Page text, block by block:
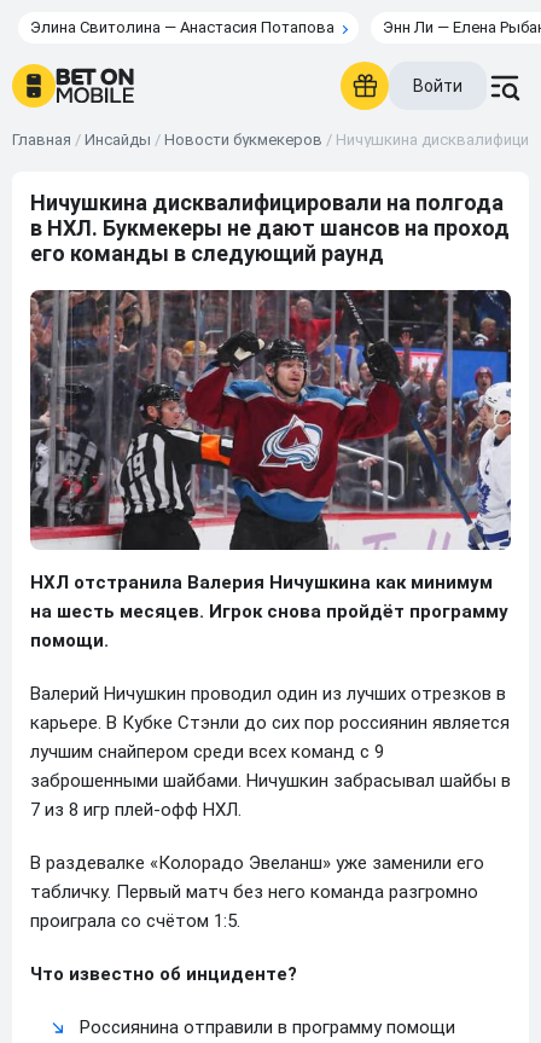
Элина Свитолина — Анастасия Потапова Энн Ли — Елена
Войти
Главная / Инсайды / Новости букмекеров / Ничушкина
Ничушкина дисквалифицировали на полгода
в НХЛ. Букмекеры не дают шансов на проход
его команды в следующий раунд
НХЛ отстранила Валерия Ничушкина как минимум
на шесть месяцев. Игрок снова пройдёт программу
помощи.
Валерий Ничушкин проводил один из лучших отрезков в
карьере. В Кубке Стэнли до сих пор россиянин является
лучшим снайпером среди всех команд с 9
заброшенными шайбами. Ничушкин забрасывал шайбы в
7 из 8 игр плей-офф НХЛ.
В раздевалке «Колорадо Эвеланш» уже заменили его
табличку. Первый матч без него команда разгромно
проиграла cо счётом 1:5.
Что известно об инциденте?
Россиянина отправили в программу помощи